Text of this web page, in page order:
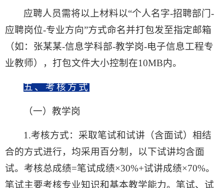
应聘人员需将以上材料以“个人名字-招聘部门-
应聘岗位-专业方向”方式命名并打包发至指定邮箱
（如：张某某-信息学科部-教学岗-电子信息工程专
业教师）， 打包文件大小控制在10MB内。
五、考核方 式
（一）教学岗
1.考核方式：采取笔试和试讲（含面试）相结
合的方式进行，均采用百分制， 以下试讲均含面
试。考核总成绩=笔试成绩×30%+试讲成绩×70%。
笔试主要考核专业知识和基本教学能力。笔试、试